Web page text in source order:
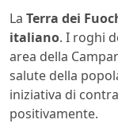
La Terra dei
italiano. I roghi
area della
salute della
iniziativa di
positivamente.